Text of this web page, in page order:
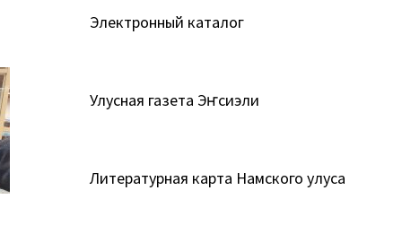
Электронный каталог
Улусная газета Эҥсиэли
Литературная карта Намского улуса